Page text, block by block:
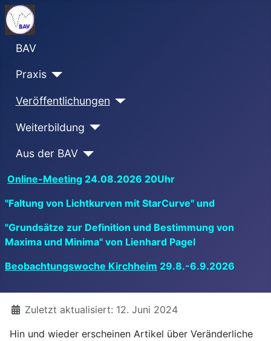
BAV
Praxis
Veröffentlichungen
Weiterbildung
Aus der BAV
Online-Meeting 24.08.2026 20Uhr
"Faltung von Lichtkurven mit StarCurve" und
"Grundsätze zur Definition und Bestimmung von
Maxima und Minima" von Lienhard Pagel
Beobachtungswoche Kirchheim 29.8.-6.9.2026
DetailsZuletzt aktualisiert: 12. Juni 2024
Hin und wieder erscheinen Artikel über Veränderliche